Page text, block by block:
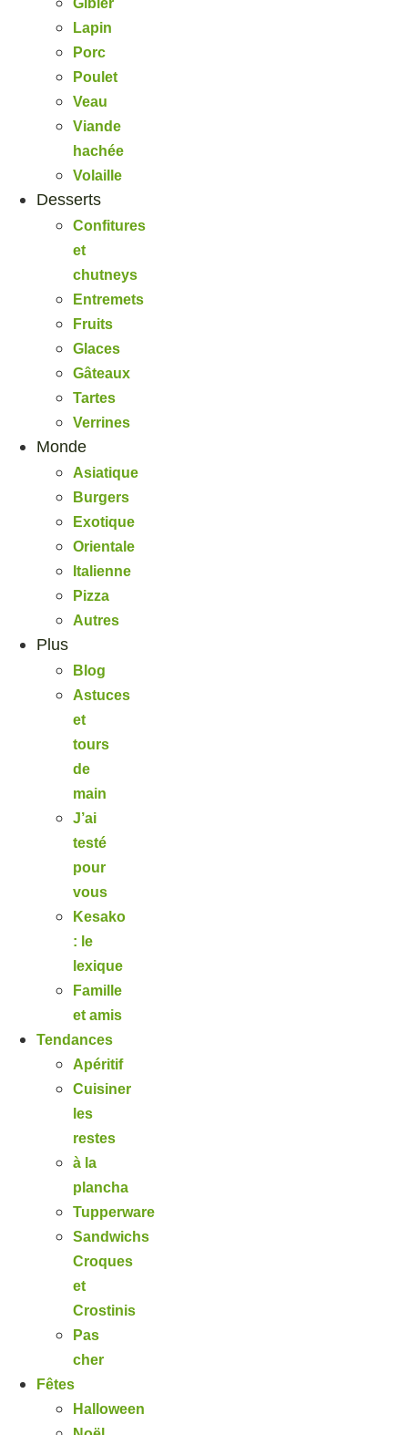
Gibier
Lapin
Porc
Poulet
Veau
Viande
hachée
Volaille
Desserts
Confitures
et
chutneys
Entremets
Fruits
Glaces
Gâteaux
Tartes
Verrines
Monde
Asiatique
Burgers
Exotique
Orientale
Italienne
Pizza
Autres
Plus
Blog
Astuces
et
tours
de
main
J’ai
testé
pour
vous
Kesako
: le
lexique
Famille
et amis
Tendances
Apéritif
Cuisiner
les
restes
à la
plancha
Tupperware
Sandwichs
Croques
et
Crostinis
Pas
cher
Fêtes
Halloween